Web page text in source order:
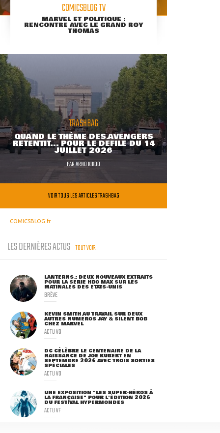
COMICSBLOG TV
MARVEL ET POLITIQUE :
RENCONTRE AVEC LE GRAND ROY
THOMAS
TRASHBAG
QUAND LE THÈME DES AVENGERS
RETENTIT... POUR LE DÉFILÉ DU 14
JUILLET 2026
PARARNO KIKOO
VOIR TOUS LES ARTICLES TRASHBAG
COMICSBLOG.fr
LES DERNIÈRES ACTUS TOUT VOIR
LANTERNS : DEUX NOUVEAUX EXTRAITS
POUR LA SÉRIE HBO MAX SUR LES
MATINALES DES ETATS-UNIS
BRÈVE
KEVIN SMITH AU TRAVAIL SUR DEUX
AUTRES NUMÉROS JAY & SILENT BOB
CHEZ MARVEL
ACTU VO
DC CÉLÈBRE LE CENTENAIRE DE LA
NAISSANCE DE JOE KUBERT EN
SEPTEMBRE 2026 AVEC TROIS SORTIES
SPÉCIALES
ACTU VO
UNE EXPOSITION "LES SUPER-HÉROS À
LA FRANÇAISE" POUR L'ÉDITION 2026
DU FESTIVAL HYPERMONDES
ACTU VF